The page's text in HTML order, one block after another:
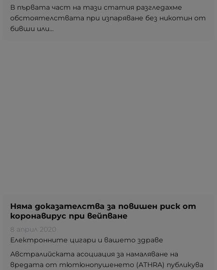
В първата част на тази статия разгледахме
обстоятелствата при изпаряване без никотин от
бивши или...
Няма доказателства за повишен риск от
коронавирус при вейпване
8 април 2020
Електронните цигари и вашето здраве
Австралийската асоциация за намаляване на
вредата от тютюнопушенето (ATHRA) публикува